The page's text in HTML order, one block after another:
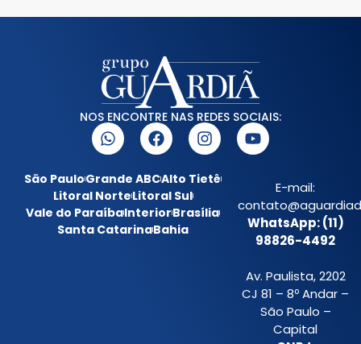
NOS ENCONTRE NAS REDES SOCIAIS:
São PauloGrande ABCAlto Tietê
Litoral NorteLitoral Sul
Vale do ParaíbaInteriorBrasília
Santa CatarinaBahia
E-mail:
WhatsApp: (11)
98826-4492
Av. Paulista, 2202
CJ 81 – 8º Andar –
São Paulo –
Capital